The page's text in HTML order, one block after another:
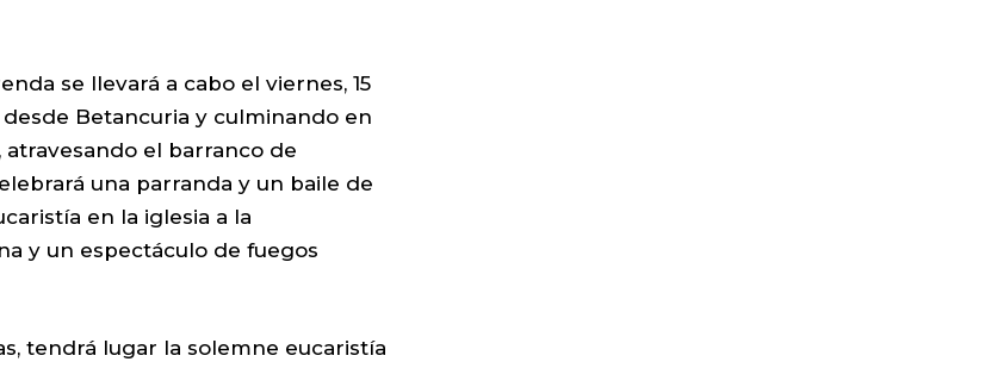
se llevará a cabo el viernes, 15
Betancuria y culminando en
atravesando el barranco de
una parranda y un baile de
en la iglesia a la
y un espectáculo de fuegos
tendrá lugar la solemne eucaristía